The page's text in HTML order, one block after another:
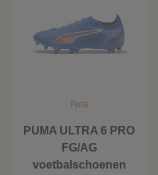
Puma
PUMA ULTRA 6 PRO
FG/AG
voetbalschoenen